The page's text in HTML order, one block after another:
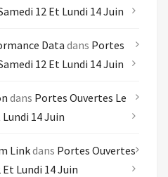
12 Et Lundi 14 Juin
Data dans Portes
12 Et Lundi 14 Juin
dans Portes Ouvertes Le
14 Juin
Linkdans Portes Ouvertes
Et Lundi 14 Juin